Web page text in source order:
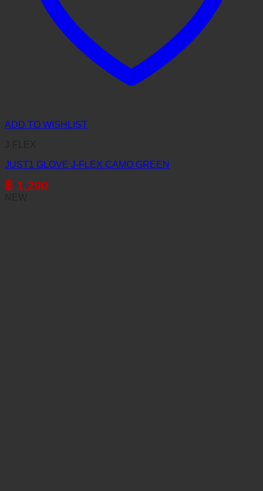
ADD TO WISHLIST
JUST1 GLOVE J-FLEX CAMO GREEN
฿ 1,290